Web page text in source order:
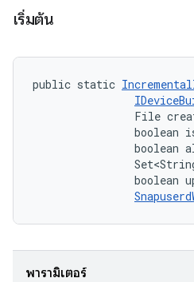
เริ่มต้น
public static
File
boolean
boolean
boolean
พารามิเตอร์